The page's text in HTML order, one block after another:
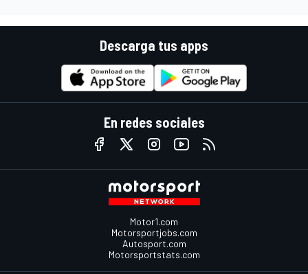
Descarga tus apps
En redes sociales
Motor1.com
Motorsportjobs.com
Autosport.com
Motorsportstats.com